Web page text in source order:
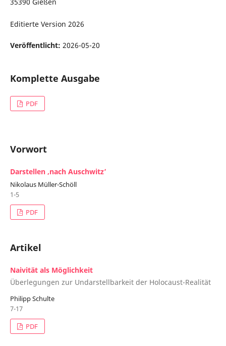
Editierte Version 2026
Veröffentlicht: 2026-05-20
Komplette Ausgabe
PDF
Vorwort
Darstellen ‚nach Auschwitz’
Nikolaus Müller-Schöll
1-5
PDF
Artikel
Naivität als Möglichkeit
Überlegungen zur Undarstellbarkeit der Holocaust-Realität
Philipp Schulte
7-17
PDF